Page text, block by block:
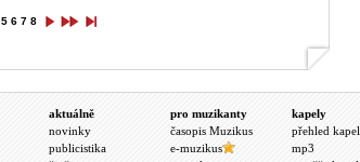
5 6 7 8
aktuálně
novinky
publicistika
pro muzikanty
časopis Muzikus
e-muzikus
kapely
přehled kapel
mp3